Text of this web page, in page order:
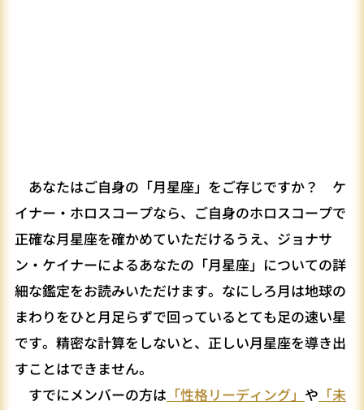
あなたはご自身の「月星座」をご存じですか？ ケ
イナー・ホロスコープなら、ご自身のホロスコープで
正確な月星座を確かめていただけるうえ、ジョナサ
ン・ケイナーによるあなたの「月星座」についての詳
細な鑑定をお読みいただけます。なにしろ月は地球の
まわりをひと月足らずで回っているとても足の速い星
です。精密な計算をしないと、正しい月星座を導き出
すことはできません。
すでにメンバーの方は 「性格リーディング」 や 「未